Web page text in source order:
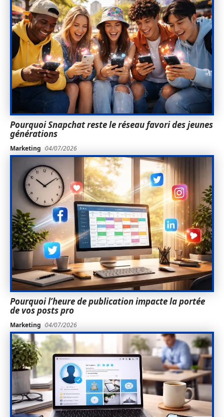
Pourquoi Snapchat reste le réseau favori des jeunes
générations
Marketing 04/07/2026
Pourquoi l’heure de publication impacte la portée
de vos posts pro
Marketing 04/07/2026